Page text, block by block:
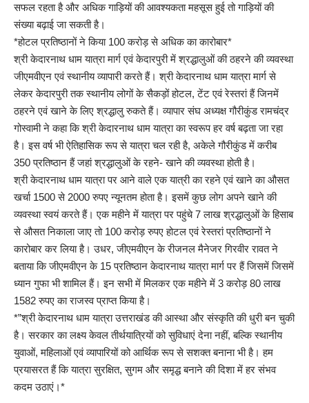
सफल रहता है और अधिक गाड़ियों की आवश्यकता महसूस हुई तो गाड़ियों की
संख्या बढ़ाई जा सकती है।
*होटल प्रतिष्ठानों ने किया 100 करोड़ से अधिक का कारोबार*
श्री केदारनाथ धाम यात्रा मार्ग एवं केदारपुरी में श्रद्धालुओं की ठहरने की व्यवस्था
जीएमवीएन एवं स्थानीय व्यापारी करते हैं। श्री केदारनाथ धाम यात्रा मार्ग से
लेकर केदारपुरी तक स्थानीय लोगों के सैकड़ों होटल, टेंट एवं रेस्तरां हैं जिनमें
ठहरने एवं खाने के लिए श्रद्धालु रुकते हैं। व्यापार संघ अध्यक्ष गौरीकुंड रामचंद्र
गोस्वामी ने कहा कि श्री केदारनाथ धाम यात्रा का स्वरूप हर वर्ष बढ़ता जा रहा
है। इस वर्ष भी ऐतिहासिक रूप से यात्रा चल रही है, अकेले गौरीकुंड में करीब
350 प्रतिष्ठान हैं जहां श्रद्धालुओं के रहने- खाने की व्यवस्था होती है।
श्री केदारनाथ धाम यात्रा पर आने वाले एक यात्री का रहने एवं खाने का औसत
खर्चा 1500 से 2000 रुपए न्यूनतम होता है। इसमें कुछ लोग अपने खाने की
व्यवस्था स्वयं करते हैं। एक महीने में यात्रा पर पहुंचे 7 लाख श्रद्धालुओं के हिसाब
से औसत निकाला जाए तो 100 करोड़ रुपए होटल एवं रेस्तरां प्रतिष्ठानों ने
कारोबार कर लिया है। उधर, जीएमवीएन के रीजनल मैनेजर गिरवीर रावत ने
बताया कि जीएमवीएन के 15 प्रतिष्ठान केदारनाथ यात्रा मार्ग पर हैं जिसमें जिसमें
ध्यान गुफा भी शामिल हैं। इन सभी में मिलकर एक महीने में 3 करोड़ 80 लाख
1582 रुपए का राजस्व प्राप्त किया है।
*”श्री केदारनाथ धाम यात्रा उत्तराखंड की आस्था और संस्कृति की धुरी बन चुकी
है। सरकार का लक्ष्य केवल तीर्थयात्रियों को सुविधाएं देना नहीं, बल्कि स्थानीय
युवाओं, महिलाओं एवं व्यापारियों को आर्थिक रूप से सशक्त बनाना भी है। हम
प्रयासरत हैं कि यात्रा सुरक्षित, सुगम और समृद्ध बनाने की दिशा में हर संभव
कदम उठाएं।*